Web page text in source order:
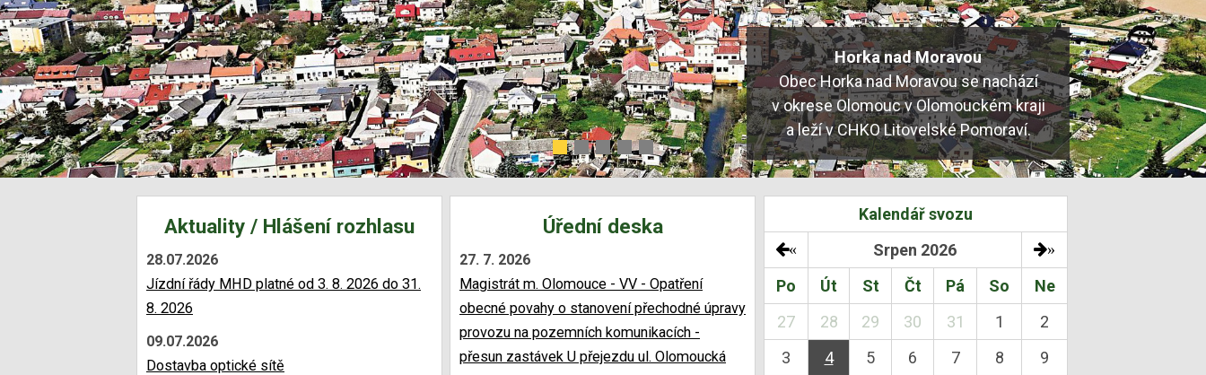
Horka nad Moravou
Obec Horka nad Moravou se nachází
v okrese Olomouc v Olomouckém kraji
a leží v CHKO Litovelské Pomoraví.
Aktuality / Hlášení rozhlasu
28.07.2026
Jízdní řády MHD platné od 3. 8. 2026 do 31.
8. 2026
09.07.2026
Dostavba optické sítě
Úřední deska
27. 7. 2026
Magistrát m. Olomouce - VV - Opatření
obecné povahy o stanovení přechodné úpravy
provozu na pozemních komunikacích -
přesun zastávek U přejezdu ul. Olomoucká
Kalendář svozu
« Srpen 2026 »
Po Út St Čt Pá So
Ne
27
28 29 30 31 1
2
3
4 5 6 7 8
9